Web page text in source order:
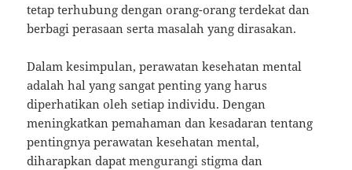
tetap terhubung dengan orang-orang terdekat dan
berbagi perasaan serta masalah yang dirasakan.
Dalam kesimpulan, perawatan kesehatan mental
adalah hal yang sangat penting yang harus
diperhatikan oleh setiap individu. Dengan
meningkatkan pemahaman dan kesadaran tentang
pentingnya perawatan kesehatan mental,
diharapkan dapat mengurangi stigma dan